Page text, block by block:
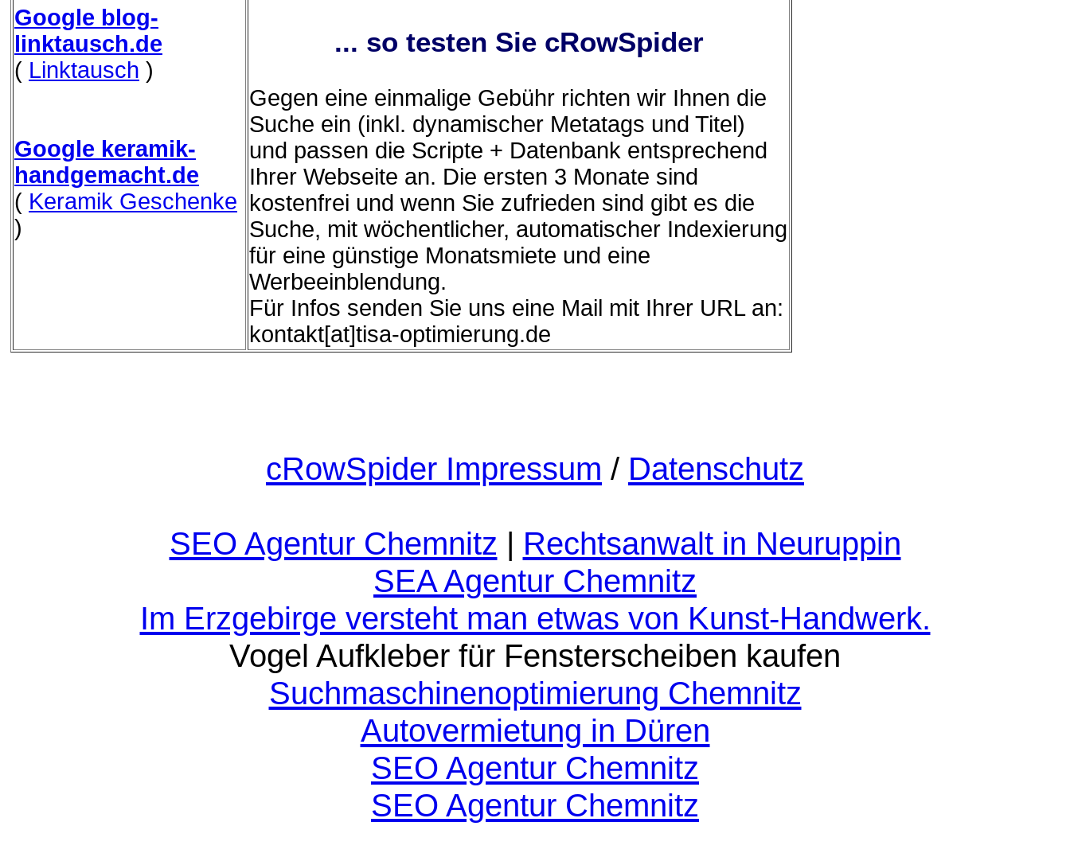
Google blog-
linktausch.de
( Linktausch )
Google keramik-
handgemacht.de
( Keramik Geschenke
)
... so testen Sie cRowSpider
Gegen eine einmalige Gebühr richten wir Ihnen die
Suche ein (inkl. dynamischer Metatags und Titel)
und passen die Scripte + Datenbank entsprechend
Ihrer Webseite an. Die ersten 3 Monate sind
kostenfrei und wenn Sie zufrieden sind gibt es die
Suche, mit wöchentlicher, automatischer Indexierung
für eine günstige Monatsmiete und eine
Werbeeinblendung.
Für Infos senden Sie uns eine Mail mit Ihrer URL an:
kontakt[at]tisa-optimierung.de
cRowSpider Impressum / Datenschutz
SEO Agentur Chemnitz | Rechtsanwalt in Neuruppin
SEA Agentur Chemnitz
Im Erzgebirge versteht man etwas von Kunst-Handwerk.
Vogel Aufkleber für Fensterscheiben kaufen
Suchmaschinenoptimierung Chemnitz
Autovermietung in Düren
SEO Agentur Chemnitz
SEO Agentur Chemnitz